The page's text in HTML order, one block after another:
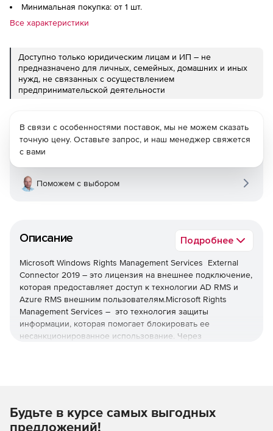
Минимальная покупка: от 1 шт.
Все характеристики
Доступно только юридическим лицам и ИП – не
предназначено для личных, семейных, домашних и иных
нужд, не связанных с осуществлением
предпринимательской деятельности
Описание Подробнее
Microsoft Windows Rights Management Services External
Connector 2019 – это лицензия на внешнее подключение,
которая предоставляет доступ к технологии AD RMS и
Azure RMS внешним пользователям.Microsoft Rights
Management Services – это технология защиты
информации, которая помогает блокировать ее
несанкционированное использование. Через
Windows Server External Connector устраняет
необходимость подсчета и покупки отдельных клиентских
В связи с особенностями поставок, мы не можем сказать
точную цену. Оставьте запрос, и наш менеджер свяжется
с вами
Поможем с выбором
Будьте в курсе самых выгодных
предложений!